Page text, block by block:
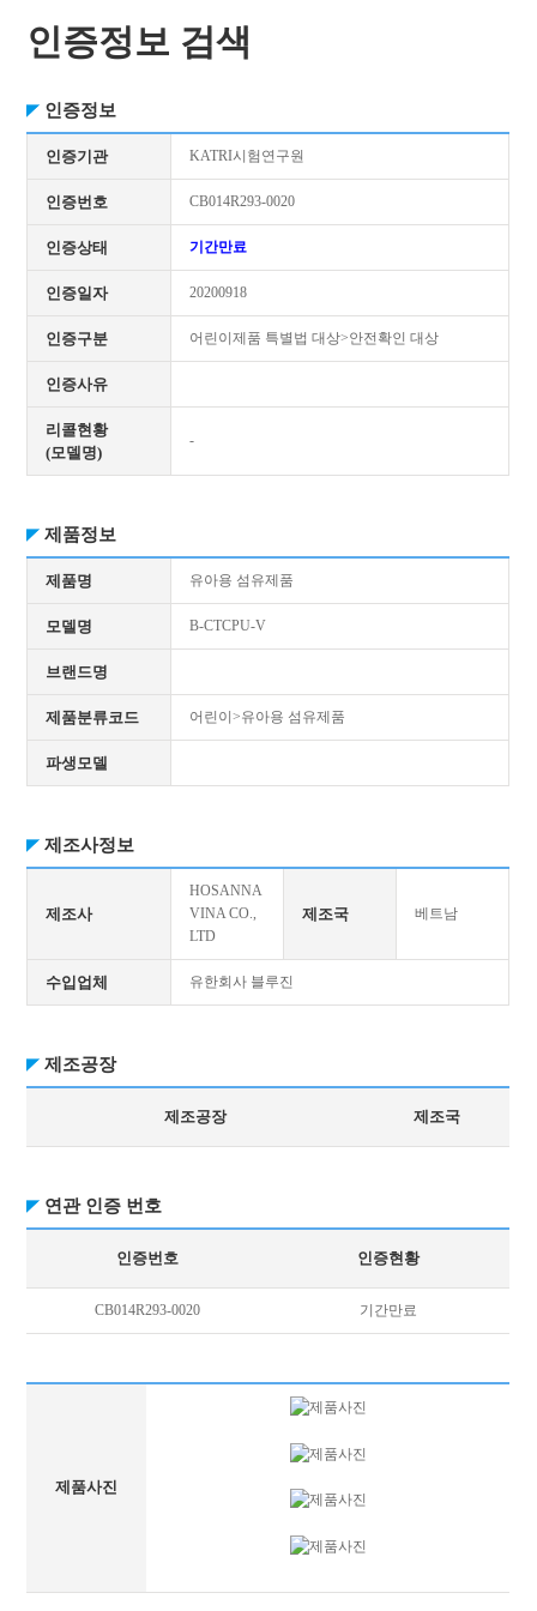
인증정보 검색
인증정보
인증기관 KATRI시험연구원
인증번호 CB014R293-0020
인증상태 기간만료
인증일자 20200918
인증구분 어린이제품 특별법 대상>안전확인 대상
인증사유
리콜현황
(모델명)
-
제품정보
제품명 유아용 섬유제품
모델명 B-CTCPU-V
브랜드명
제품분류코드 어린이>유아용 섬유제품
파생모델
제조사정보
제조사
HOSANNA
VINA CO.,
LTD
제조국 베트남
수입업체 유한회사 블루진
제조공장
제조공장 제조국
연관 인증 번호
인증번호 인증현황
CB014R293-0020 기간만료
제품사진